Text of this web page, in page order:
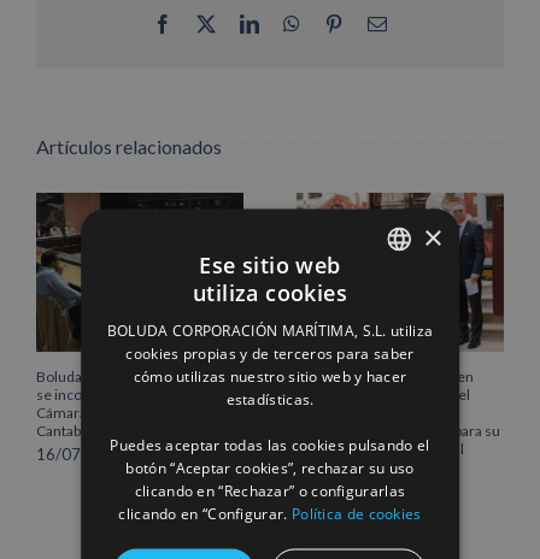
Facebook LinkedInWhatsApp
PinterestCorreo
Artículos relacionados
Boluda Corporación Marítima
se incorpora al Pleno de la
Cámara de Comercio de
Cantabria
16/07/2026
Boluda inaugura su sede en
Róterdam, consolidando el
centro estratégico clave para su
crecimiento internacional
10/07/2026
ENGLISH
FRENCH
×
Ese sitio web
utiliza cookies
BOLUDA CORPORACIÓN MARÍTIMA, S.L. utiliza
cookies propias y de terceros para saber
cómo utilizas nuestro sitio web y hacer
estadísticas.
Puedes aceptar todas las cookies pulsando el
botón “Aceptar cookies”, rechazar su uso
clicando en “Rechazar” o configurarlas
clicando en “Configurar. Política de cookies